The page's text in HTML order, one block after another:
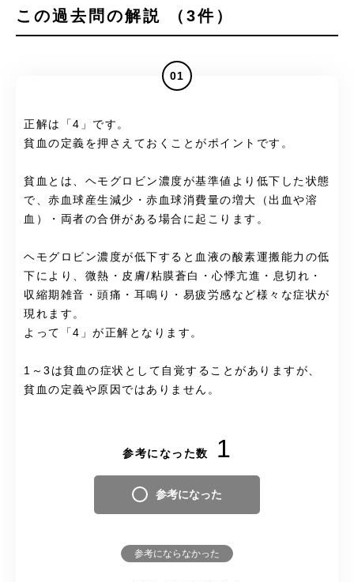
この過去問の解説 （3件）
01
正解は「4」です。
貧血の定義を押さえておくことがポイントです。
貧血とは、ヘモグロビン濃度が基準値より低下した状態
で、赤血球産生減少・赤血球消費量の増大（出血や溶
血）・両者の合併がある場合に起こります。
ヘモグロビン濃度が低下すると血液の酸素運搬能力の低
下により、微熱・皮膚/粘膜蒼白・心悸亢進・息切れ・
収縮期雑音・頭痛・耳鳴り・易疲労感など様々な症状が
現れます。
よって「4」が正解となります。
1～3は貧血の症状として自覚することがありますが、
貧血の定義や原因ではありません。
参考になった数 1
参考になった
参考にならなかった